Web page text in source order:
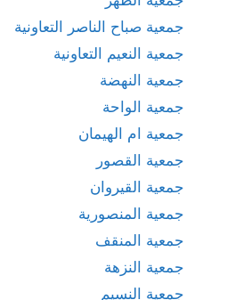
جمعية صباح الناصر التعاونية
جمعية النعيم التعاونية
جمعية النهضة
جمعية الواحة
جمعية ام الهيمان
جمعية القصور
جمعية القيروان
جمعية المنصورية
جمعية المنقف
جمعية النزهة
جمعية النسيم